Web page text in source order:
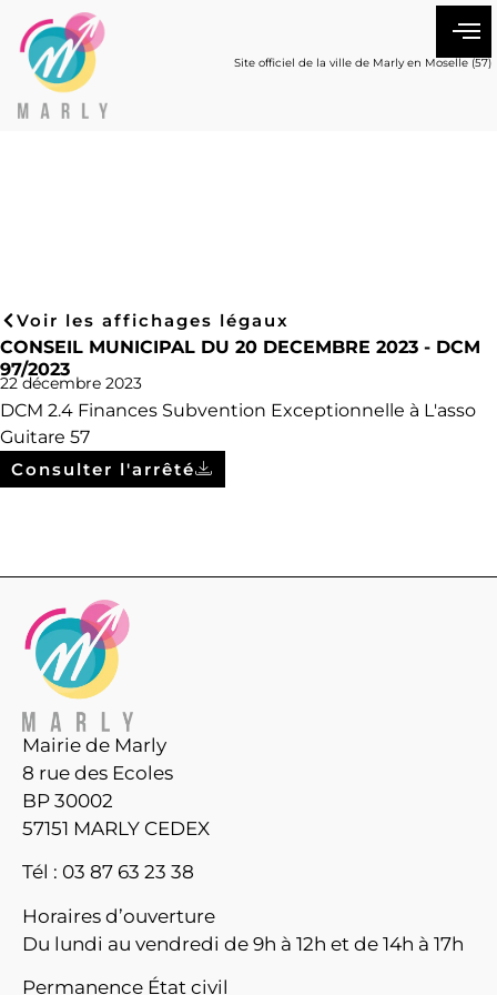
Site officiel de la ville de Marly en Moselle (57)
Voir les affichages légaux
CONSEIL MUNICIPAL DU 20 DECEMBRE 2023 - DCM
97/2023
22 décembre 2023
DCM 2.4 Finances Subvention Exceptionnelle à L'asso
Guitare 57
Consulter l'arrêté
Mairie de Marly
8 rue des Ecoles
BP 30002
57151 MARLY CEDEX
Tél : 03 87 63 23 38
Horaires d’ouverture
Du lundi au vendredi de 9h à 12h et de 14h à 17h
Permanence État civil